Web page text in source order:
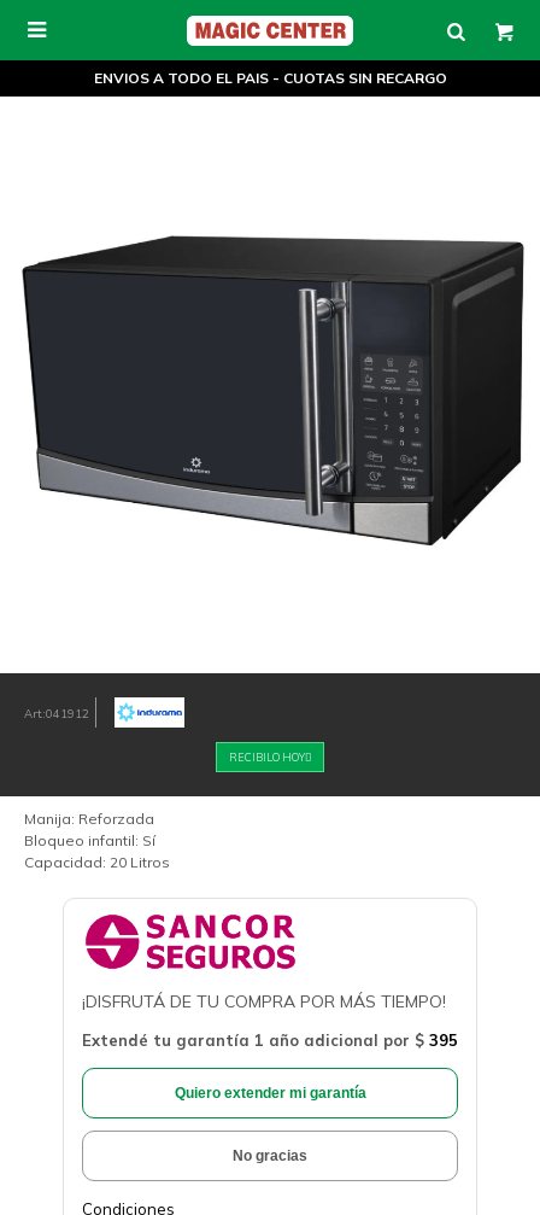

ENVIOS A TODO EL PAIS - CUOTAS SIN RECARGO
041912
RECIBILO HOY
Manija: Reforzada
Bloqueo infantil: Sí
Capacidad: 20 Litros
¡DISFRUTÁ DE TU COMPRA POR MÁS TIEMPO!
Extendé tu garantía 1 año adicional por $ 395
Quiero extender mi garantía
No gracias
Condiciones